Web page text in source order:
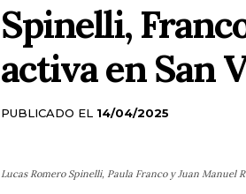
Spinelli,
activa en San
PUBLICADO EL 14/04/2025
Lucas Romero Spinelli, Paula Franco y Juan Manuel